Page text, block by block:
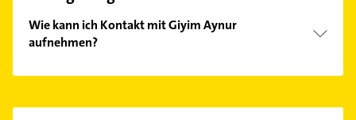
Wie kann ich Kontakt mit Giyim Aynur
aufnehmen?